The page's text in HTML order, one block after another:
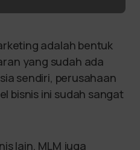
adalah bentuk
yang sudah ada
sendiri, perusahaan
bisnis ini sudah sangat
lain, MLM juga